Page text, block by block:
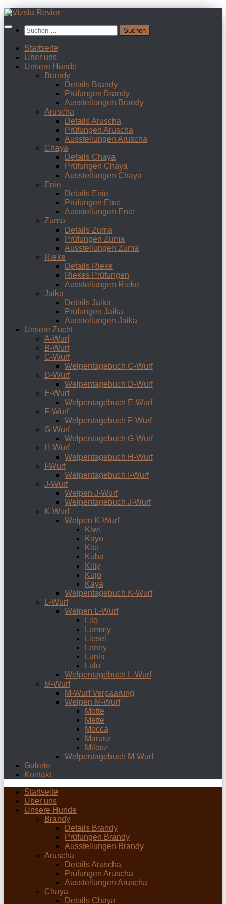
Zum
springenSuchen
nach:
Startseite
Über uns
Unsere Hunde
Brandy
Details Brandy
Prüfungen Brandy
Ausstellungen Brandy
Aruscha
Details Aruscha
Prüfungen Aruscha
Ausstellungen Aruscha
Chaya
Details Chaya
Prüfungen Chaya
Ausstellungen Chaya
Enie
Details Enie
Prüfungen Enie
Ausstellungen Enie
Zuma
Details Zuma
Prüfungen Zuma
Ausstellungen Zuma
Rieke
Details Rieke
Riekes Prüfungen
Ausstellungen Rieke
Jaika
Details Jaika
Prüfungen Jaika
Ausstellungen Jaika
Unsere Zucht
A-Wurf
B-Wurf
C-Wurf
Welpentagebuch C-Wurf
D-Wurf
Welpentagebuch D-Wurf
E-Wurf
Welpentagebuch E-Wurf
F-Wurf
Welpentagebuch F-Wurf
G-Wurf
Welpentagebuch G-Wurf
H-Wurf
Welpentagebuch H-Wurf
I-Wurf
Welpentagebuch I-Wurf
J-Wurf
Welpen J-Wurf
Welpentagebuch J-Wurf
K-Wurf
Welpen K-Wurf
Kiwi
Kayo
Kito
Kuba
Kitty
Kujo
Kaya
Welpentagebuch K-Wurf
L-Wurf
Welpen L-Wurf
Lilo
Lemmy
Liesel
Lenny
Lunis
Lulu
Welpentagebuch L-Wurf
M-Wurf
M-Wurf Verpaarung
Welpen M-Wurf
Motte
Mette
Mocca
Marusz
Milosz
Welpentagebuch M-Wurf
Galerie
Kontakt
Startseite
Über uns
Unsere Hunde
Brandy
Details Brandy
Prüfungen Brandy
Ausstellungen Brandy
Aruscha
Details Aruscha
Prüfungen Aruscha
Ausstellungen Aruscha
Chaya
Details Chaya